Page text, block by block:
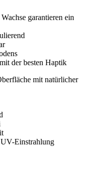
garantieren ein
der besten Haptik
mit natürlicher
Einstrahlung